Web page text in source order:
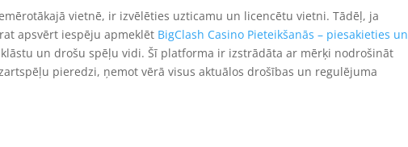
vietnē, ir izvēlēties uzticamu un licencētu vietni. Tādēļ, ja
apsvērt iespēju apmeklēt BigClash Casino Pieteikšanās – piesakieties un
un drošu spēļu vidi. Šī platforma ir izstrādāta ar mērķi nodrošināt
pieredzi, ņemot vērā visus aktuālos drošības un regulējuma